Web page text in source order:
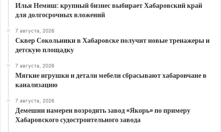
Илья Немиш: крупный бизнес выбирает Хабаровский край
для долгосрочных вложений
7 августа, 2026
Сквер Сокольники в Хабаровске получит новые тренажеры и
детскую площадку
7 августа, 2026
Мягкие игрушки и детали мебели сбрасывают хабаровчане в
канализацию
7 августа, 2026
Демешин намерен возродить завод «Якорь» по примеру
Хабаровского судостроительного завода